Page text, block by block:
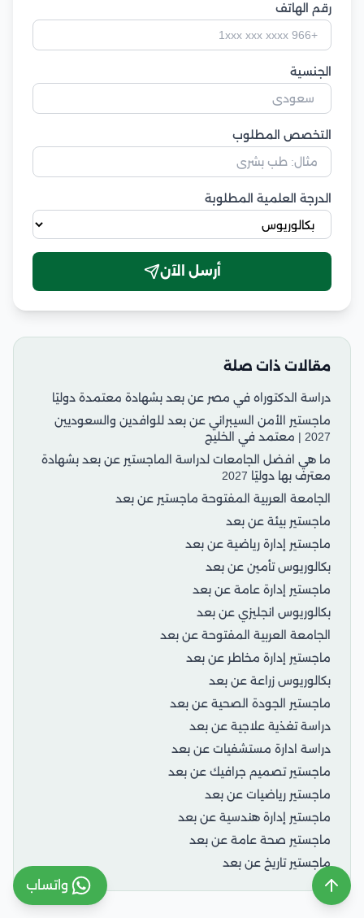
رقم الهاتف
الجنسية
التخصص المطلوب
الدرجة العلمية المطلوبة
أرسل الآن
مقالات ذات صلة
دراسة الدكتوراه في مصر عن بعد بشهادة معتمدة دوليًا
ماجستير الأمن السيبراني عن بعد للوافدين والسعوديين
2027 | معتمد في الخليج
ما هي افضل الجامعات لدراسة الماجستير عن بعد بشهادة
معترف بها دوليًا 2027
الجامعة العربية المفتوحة ماجستير عن بعد
ماجستير بيئة عن بعد
ماجستير إدارة رياضية عن بعد
بكالوريوس تأمين عن بعد
ماجستير إدارة عامة عن بعد
بكالوريوس انجليزي عن بعد
الجامعة العربية المفتوحة عن بعد
ماجستير إدارة مخاطر عن بعد
بكالوريوس زراعة عن بعد
ماجستير الجودة الصحية عن بعد
دراسة تغذية علاجية عن بعد
دراسة ادارة مستشفيات عن بعد
ماجستير تصميم جرافيك عن بعد
ماجستير رياضيات عن بعد
ماجستير إدارة هندسية عن بعد
ماجستير صحة عامة عن بعد
ماجستير تاريخ عن بعد
واتساب